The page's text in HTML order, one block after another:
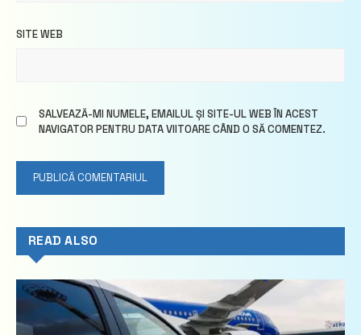
SITE WEB
SALVEAZĂ-MI NUMELE, EMAILUL ȘI SITE-UL WEB ÎN ACEST
NAVIGATOR PENTRU DATA VIITOARE CÂND O SĂ COMENTEZ.
READ ALSO